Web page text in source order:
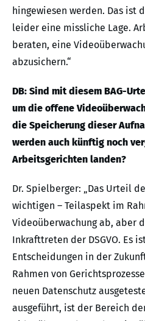
hingewiesen werden. Das ist
leider eine missliche Lage.
beraten, eine
abzusichern.“
DB: Sind mit diesem BAG-
um die offene
die Speicherung dieser
werden auch künftig noch
Arbeitsgerichten landen?
Dr. Spielberger: „Das Urteil
wichtigen – Teilaspekt im
Videoüberwachung ab, aber
Inkrafttreten der DSGVO. Es
Entscheidungen in der
Rahmen von
neuen Datenschutz
ausgeführt, ist der Bereich